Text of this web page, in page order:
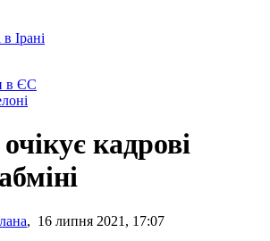
Ірані
в ЄС
кадрові
, 16 липня 2021, 17:07